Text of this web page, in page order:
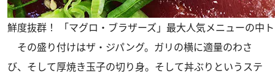
鮮度抜群！ 「マグロ・ブラザーズ」最大人気メニューの中
その盛り付けはザ・ジパング。ガリの横に適量のわさ
び、そして厚焼き玉子の切り身。そして丼ぶりというステ